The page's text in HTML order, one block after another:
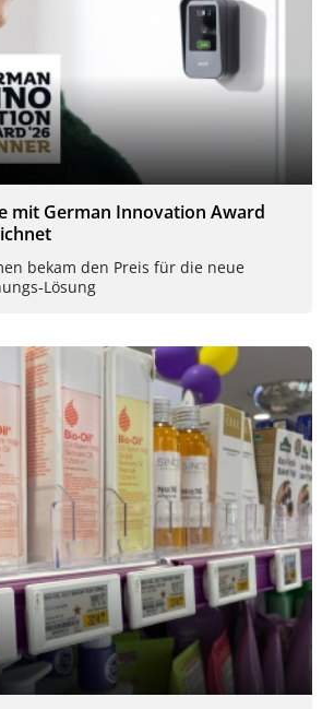
mit German Innovation Award
bekam den Preis für die neue
Lösung